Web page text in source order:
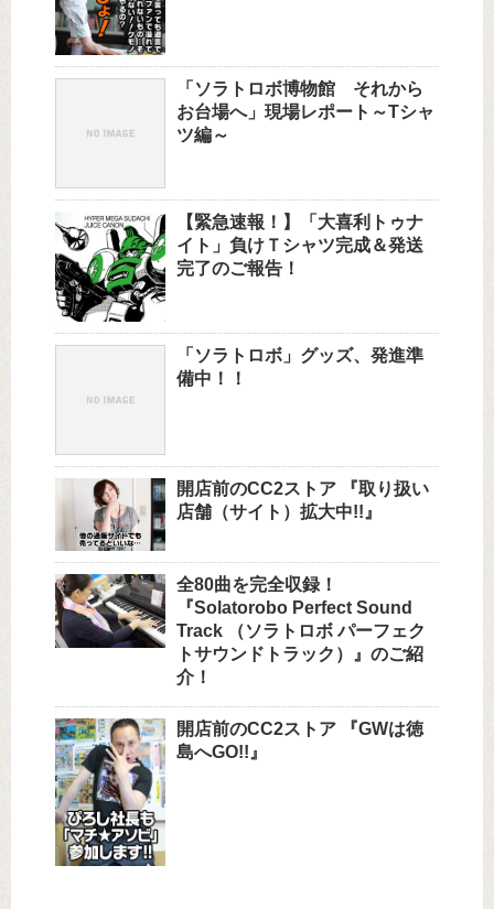
「ソラトロボ博物館 それから
お台場へ」現場レポート～Tシャ
ツ編～
【緊急速報！】「大喜利トゥナ
イト」負けＴシャツ完成＆発送
完了のご報告！
「ソラトロボ」グッズ、発進準
備中！！
開店前のCC2ストア 『取り扱い
店舗（サイト）拡大中!!』
全80曲を完全収録！
『Solatorobo Perfect Sound
Track （ソラトロボ パーフェク
トサウンドトラック）』のご紹
介！
開店前のCC2ストア 『GWは徳
島へGO!!』